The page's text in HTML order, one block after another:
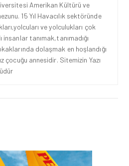
Amerikan Kültürü ve
15 Yıl Havacılık sektöründe
ve yolculukları çok
insanlar tanımak,tanımadığı
dolaşmak en hoşlandığı
çocuğu annesidir. Sitemizin Yazı
HAVACILIK • 06 AĞU 2026